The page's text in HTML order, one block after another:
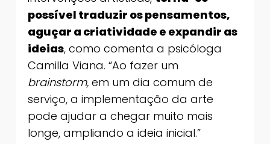
possível traduzir os pensamentos,
aguçar a criatividade e expandir as
ideias, como comenta a psicóloga
Camilla Viana. “Ao fazer um
brainstorm, em um dia comum de
serviço, a implementação da arte
pode ajudar a chegar muito mais
longe, ampliando a ideia inicial.”